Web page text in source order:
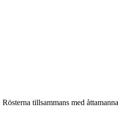
tillsammans med